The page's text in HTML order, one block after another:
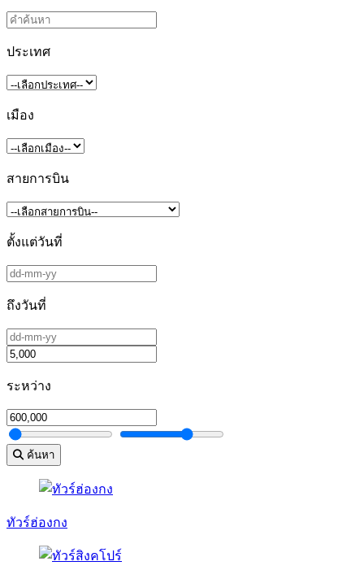
ประเทศ
เมือง
สายการบิน
ตั้งแต่วันที่
ถึงวันที่
ระหว่าง
ค้นหา
ทัวร์ฮ่องกง